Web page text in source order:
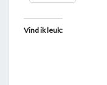
Vind ik leuk: